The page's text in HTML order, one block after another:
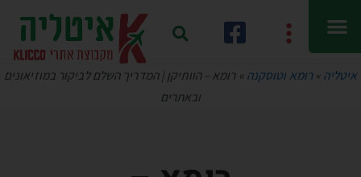
איטליה »רומא וטוסקנה »רומא – הוותיקן | המדריך השלם לביקור במוזיאונים
ובאתרים